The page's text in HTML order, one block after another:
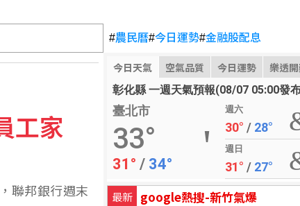
#農民曆#今日運勢#金融股配息
今日天氣 空氣品質 今日運勢 樂透
彰化縣 一週天氣預報(08/07 05:00發
臺北市
33°
31° / 34°
週六
30° / 28°
週日
31° / 27°
最新 google熱搜-新竹氣爆
工家
聯邦銀行週末